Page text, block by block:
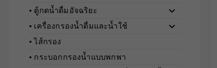
• ตู้กดน้ำดื่มอัจฉริยะ
• เครื่องกรองน้ำดื่มและน้ำใช้
• ไส้กรอง
• กระบอกกรองน้ำแบบพกพา